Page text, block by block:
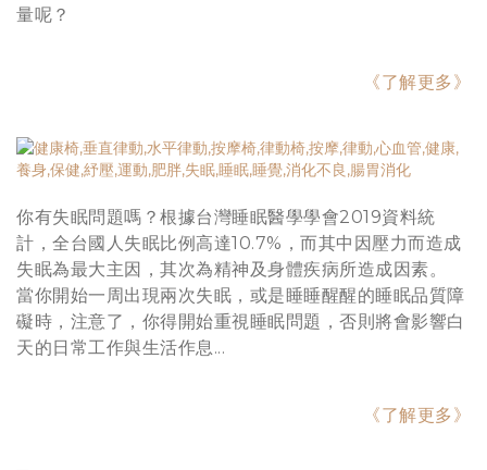
量呢？
《了解更多》
你有失眠問題嗎？ 根據台灣睡眠醫學學會2019資料統
計，全台國人失眠比例高達10.7%，而其中因壓力而造成
失眠為最大主因，其次為精神及身體疾病所造成因素。
當你開始一周出現兩次失眠，或是睡睡醒醒的睡眠品質障
礙時，注意了，你得開始重視睡眠問題，否則將會影響白
天的日常工作與生活作息...
《了解更多》